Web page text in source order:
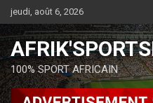
jeudi, août 6, 2026
100% SPORT AFRICAIN